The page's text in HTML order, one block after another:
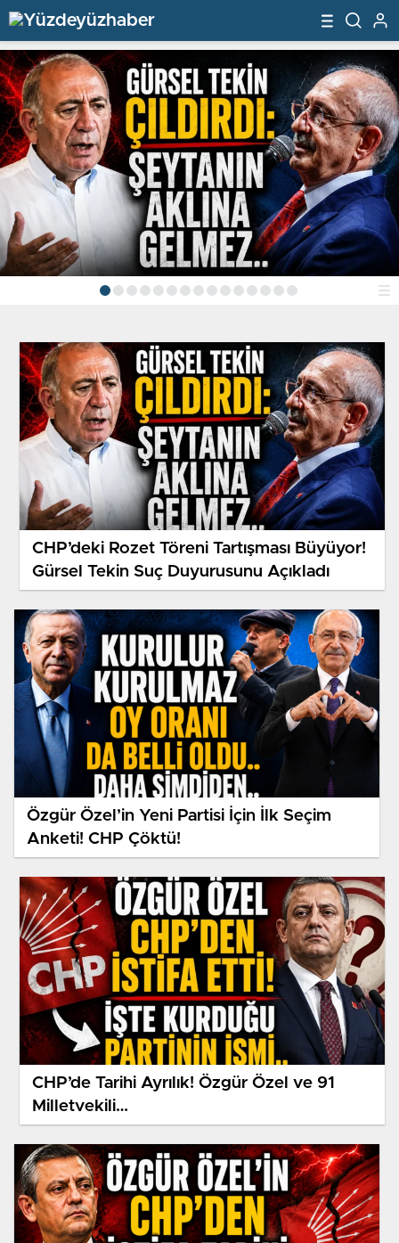
CHP’deki Rozet Töreni Tartışması Büyüyor!
Gürsel Tekin Suç Duyurusunu Açıkladı
Özgür Özel’in Yeni Partisi İçin İlk Seçim
Anketi! CHP Çöktü!
CHP’de Tarihi Ayrılık! Özgür Özel ve 91
Milletvekili…